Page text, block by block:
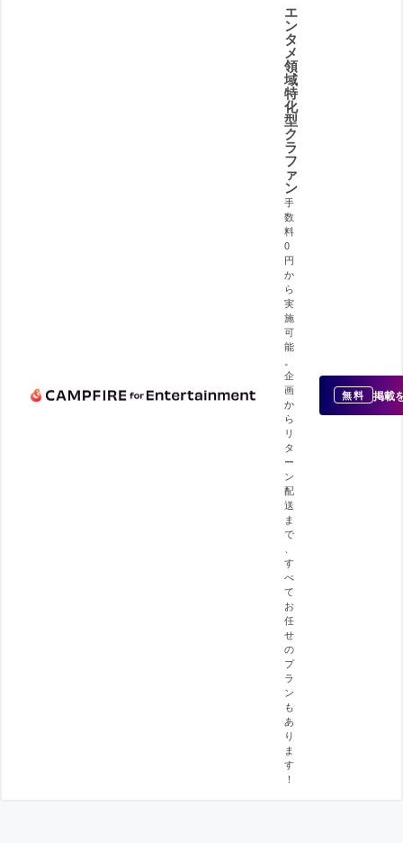
エ
ン
タ
メ
領
域
特
化
型
ク
ラ
フ
ァ
ン
手
数
料
0
円
か
ら
実
施
可
能
企
画
か
ら
リ
タ
ー
ン
配
送
ま
で
す
べ
て
お
任
せ
の
プ
ラ
ン
も
あ
り
ま
す
！
無料 掲載